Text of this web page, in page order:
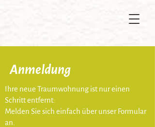
Anmeldung
Ihre neue Traumwohnung ist nur einen
Schritt entfernt:
Melden Sie sich einfach über unser Formular
an.